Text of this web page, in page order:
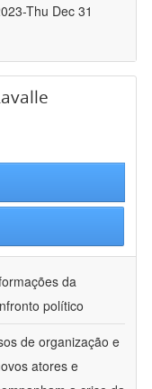
Thu Dec 31
da
político
de organização e
atores e